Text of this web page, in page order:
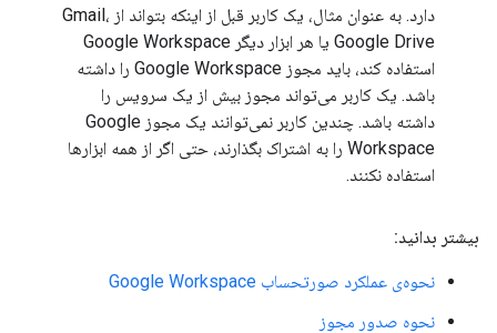
دارد. به عنوان مثال، یک کاربر قبل از اینکه بتواند از Gmail،
Google Drive یا هر ابزار دیگر Google Workspace
استفاده کند، باید مجوز Google Workspace را داشته
باشد. یک کاربر می‌تواند مجوز بیش از یک سرویس را
داشته باشد. چندین کاربر نمی‌توانند یک مجوز Google
Workspace را به اشتراک بگذارند، حتی اگر از همه ابزارها
استفاده نکنند.
بیشتر بدانید:
نحوه‌ی عملکرد صورتحساب Google Workspace
نحوه صدور مجوز